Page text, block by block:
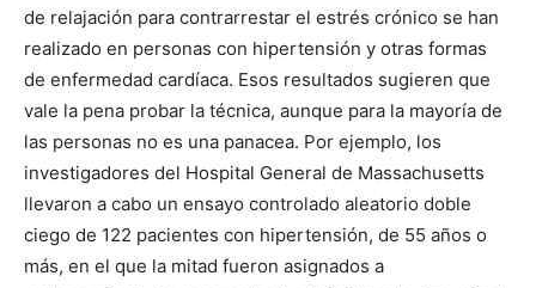
de relajación para contrarrestar el estrés crónico se han
realizado en personas con hipertensión y otras formas
de enfermedad cardíaca. Esos resultados sugieren que
vale la pena probar la técnica, aunque para la mayoría de
las personas no es una panacea. Por ejemplo, los
investigadores del Hospital General de Massachusetts
llevaron a cabo un ensayo controlado aleatorio doble
ciego de 122 pacientes con hipertensión, de 55 años o
más, en el que la mitad fueron asignados a